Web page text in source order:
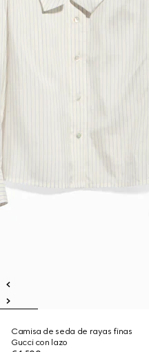
Camisa de seda de rayas finas
Gucci con lazo